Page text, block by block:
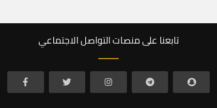
تابعنا على منصات التواصل الاجتماعي